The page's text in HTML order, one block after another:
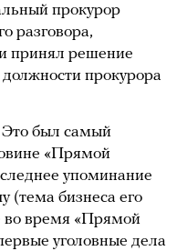
прокурор
разговора,
принял решение
прокурора
Это был самый
«Прямой
упоминание
(тема бизнеса его
во время «Прямой
уголовные дела